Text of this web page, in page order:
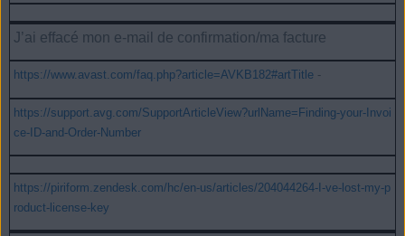
J’ai effacé mon e-mail de confirmation/ma facture
https://www.avast.com/faq.php?article=AVKB182#artTitle -
https://support.avg.com/SupportArticleView?urlName=Finding-your-Invoi
ce-ID-and-Order-Number
https://piriform.zendesk.com/hc/en-us/articles/204044264-I-ve-lost-my-p
roduct-license-key